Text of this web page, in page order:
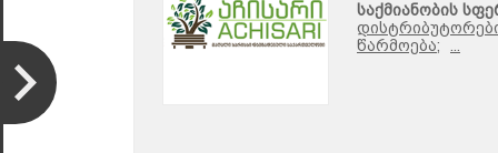
საქმიანობის
წარმოება;